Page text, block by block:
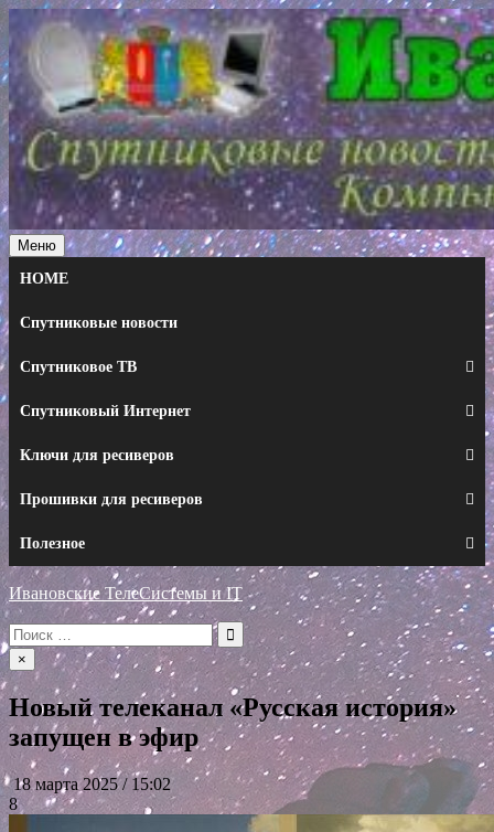
Перейти
к
содержимому
Меню
HOME
Спутниковые новости
Спутниковое ТВ
Спутниковый Интернет
Ключи для ресиверов
Прошивки для ресиверов
Полезное
Ивановские ТелеСистемы и IT
Искать:
×
Новый телеканал «Русская история»
запущен в эфир
18 марта 2025 / 15:02
8